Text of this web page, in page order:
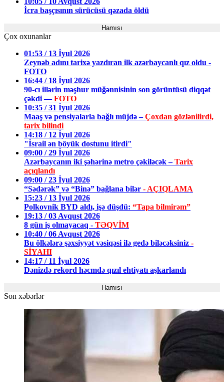
İcra başçısının sürücüsü qəzada öldü
Hamısı
Çox oxunanlar
01:53 / 13 İyul 2026
Zeynəb adını tarixə yazdıran ilk azərbaycanlı qız oldu -
FOTO
16:44 / 18 İyul 2026
90-cı illərin məşhur müğənnisinin son görüntüsü diqqət
çəkdi —FOTO
10:35 / 31 İyul 2026
Maaş və pensiyalarla bağlı müjdə –Çoxdan gözlənilirdi,
tarix bilindi
14:18 / 12 İyul 2026
"İsrail ən böyük dostunu itirdi"
09:00 / 29 İyul 2026
Azərbaycanın iki şəhərinə metro çəkiləcək –Tarix
açıqlandı
09:00 / 23 İyul 2026
“Sədərək” və “Binə” bağlana bilər - AÇIQLAMA
15:23 / 13 İyul 2026
Polkovnik BYD aldı, işə düşdü: “Tapa bilmirəm”
19:13 / 03 Avqust 2026
8 gün iş olmayacaq - TƏQVİM
10:40 / 06 Avqust 2026
Bu ölkələrə şəxsiyyət vəsiqəsi ilə gedə biləcəksiniz -
SİYAHI
14:17 / 11 İyul 2026
Dənizdə rekord həcmdə qızıl ehtiyatı aşkarlandı
Hamısı
Son xəbərlər